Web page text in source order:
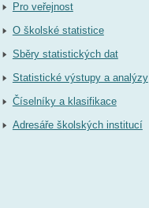
Pro veřejnost
O školské statistice
Sběry statistických dat
Statistické výstupy a analýzy
Číselníky a klasifikace
Adresáře školských institucí